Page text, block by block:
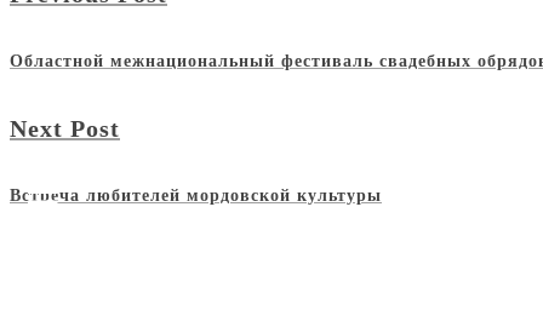
Областной межнациональный фестиваль свадебных
Next Post
Встреча любителей мордовской культуры